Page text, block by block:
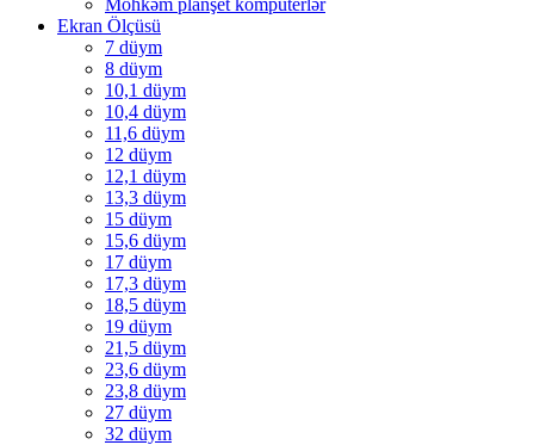
Ekran Ölçüsü
7 düym
8 düym
10,1 düym
10,4 düym
11,6 düym
12 düym
12,1 düym
13,3 düym
15 düym
15,6 düym
17 düym
17,3 düym
18,5 düym
19 düym
21,5 düym
23,6 düym
23,8 düym
27 düym
32 düym